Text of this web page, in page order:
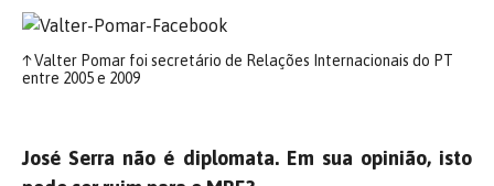
↑Valter Pomar foi secretário de Relações Internacionais do PT
entre 2005 e 2009
José Serra não é diplomata. Em sua opinião, isto